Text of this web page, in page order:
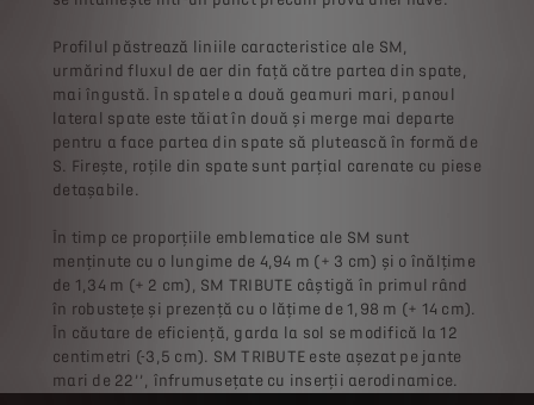
Profilul păstrează liniile caracteristice ale SM,
urmărind fluxul de aer din față către partea din spate,
mai îngustă. În spatele a două geamuri mari, panoul
lateral spate este tăiat în două și merge mai departe
pentru a face partea din spate să plutească în formă de
S. Firește, roțile din spate sunt parțial carenate cu piese
detașabile.
În timp ce proporțiile emblematice ale SM sunt
menținute cu o lungime de 4,94 m (+ 3 cm) și o înălțime
de 1,34 m (+ 2 cm), SM TRIBUTE câștigă în primul rând
în robustețe și prezență cu o lățime de 1,98 m (+ 14 cm).
În căutare de eficiență, garda la sol se modifică la 12
centimetri (-3,5 cm). SM TRIBUTE este așezat pe jante
mari de 22’’, înfrumusețate cu inserții aerodinamice.